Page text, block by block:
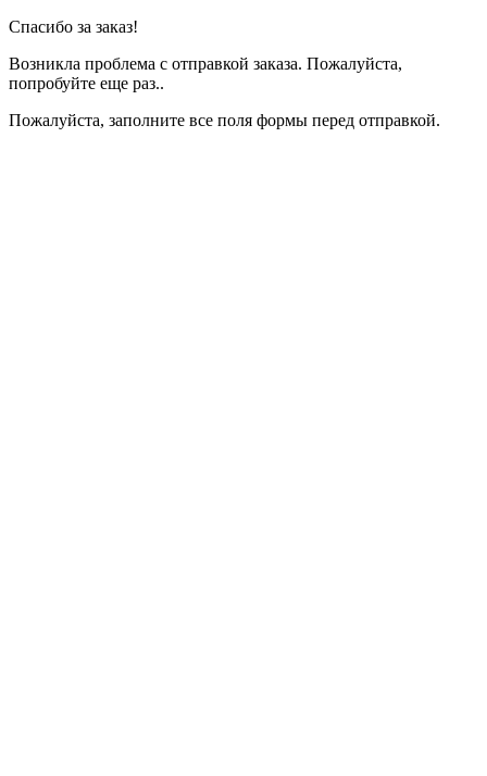
Спасибо за заказ!
Возникла проблема с отправкой заказа. Пожалуйста,
попробуйте еще раз..
Пожалуйста, заполните все поля формы перед отправкой.